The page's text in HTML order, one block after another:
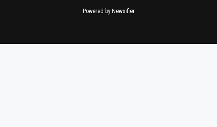
Powered by Newsifier